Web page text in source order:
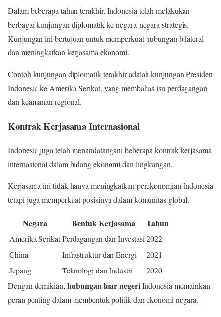
Dalam beberapa tahun terakhir, Indonesia telah melakukan
berbagai kunjungan diplomatik ke negara-negara strategis.
Kunjungan ini bertujuan untuk memperkuat hubungan bilateral
dan meningkatkan kerjasama ekonomi.
Contoh kunjungan diplomatik terakhir adalah kunjungan Presiden
Indonesia ke Amerika Serikat, yang membahas isu perdagangan
dan keamanan regional.
Kontrak Kerjasama Internasional
Indonesia juga telah menandatangani beberapa kontrak kerjasama
internasional dalam bidang ekonomi dan lingkungan.
Kerjasama ini tidak hanya meningkatkan perekonomian Indonesia
tetapi juga memperkuat posisinya dalam komunitas global.
Negara Bentuk Kerjasama Tahun
Amerika SerikatPerdagangan dan Investasi 2022
China
Infrastruktur dan Energi
2021
Jepang
Teknologi dan Industri
2020
Dengan demikian, hubungan luar negeriIndonesia memainkan
peran penting dalam membentuk politik dan ekonomi negara.